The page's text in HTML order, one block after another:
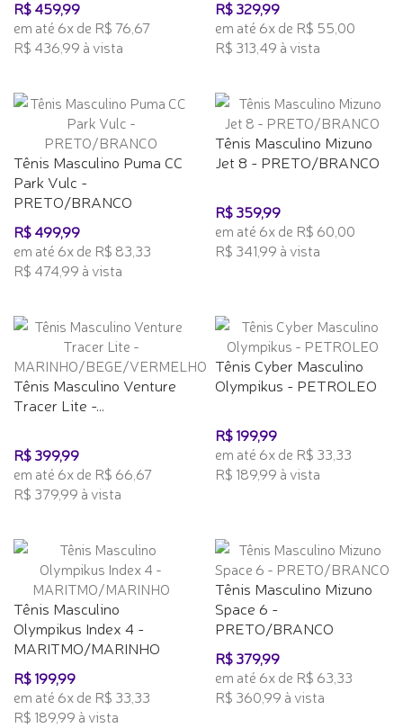
R$ 459,99
em até 6x de R$ 76,67
R$ 436,99 à vista
R$ 329,99
em até 6x de R$ 55,00
R$ 313,49 à vista
Tênis Masculino Puma CC
Park Vulc -
PRETO/BRANCO
R$ 499,99
em até 6x de R$ 83,33
R$ 474,99 à vista
Tênis Masculino Mizuno
Jet 8 - PRETO/BRANCO
R$ 359,99
em até 6x de R$ 60,00
R$ 341,99 à vista
Tênis Masculino Venture
Tracer Lite -...
R$ 399,99
em até 6x de R$ 66,67
R$ 379,99 à vista
Tênis Cyber Masculino
Olympikus - PETROLEO
R$ 199,99
em até 6x de R$ 33,33
R$ 189,99 à vista
Tênis Masculino
Olympikus Index 4 -
MARITMO/MARINHO
R$ 199,99
em até 6x de R$ 33,33
R$ 189,99 à vista
Tênis Masculino Mizuno
Space 6 -
PRETO/BRANCO
R$ 379,99
em até 6x de R$ 63,33
R$ 360,99 à vista